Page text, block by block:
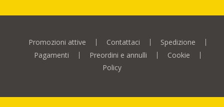
Promozioni attive Contattaci
Spedizione
Pagamenti
Preordini e annulli
Cookie
Policy